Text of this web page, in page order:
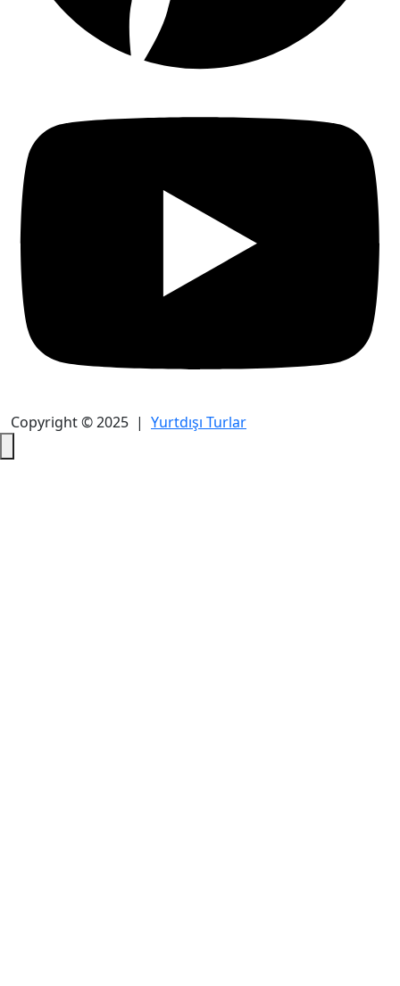
Copyright © 2025 | Yurtdışı Turlar